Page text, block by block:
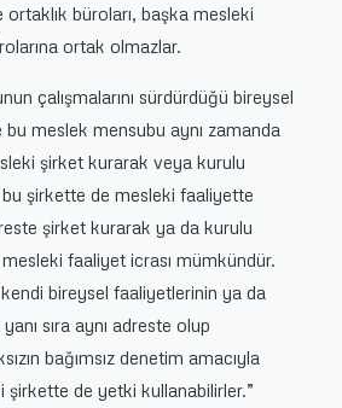
büroları, başka mesleki
ortak olmazlar.
çalışmalarını sürdürdüğü bireysel
meslek mensubu aynı zamanda
şirket kurarak veya kurulu
şirkette de mesleki faaliyette
şirket kurarak ya da kurulu
faaliyet icrası mümkündür.
bireysel faaliyetlerinin ya da
sıra aynı adreste olup
bağımsız denetim amacıyla
şirkette de yetki kullanabilirler.”